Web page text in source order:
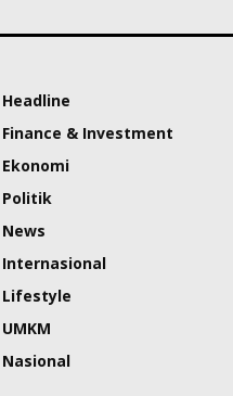
Headline
Finance & Investment
Ekonomi
Politik
News
Internasional
Lifestyle
UMKM
Nasional